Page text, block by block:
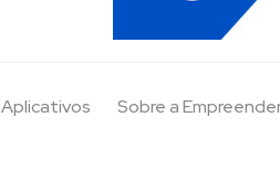
Aplicativos Sobre a